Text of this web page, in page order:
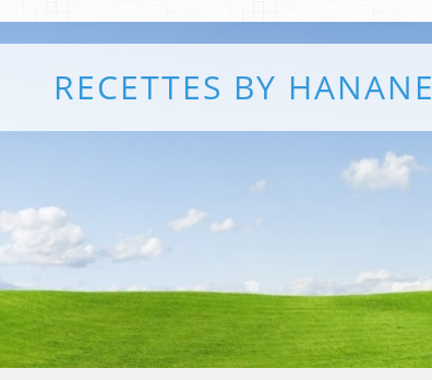
RECETTES BY HANANE